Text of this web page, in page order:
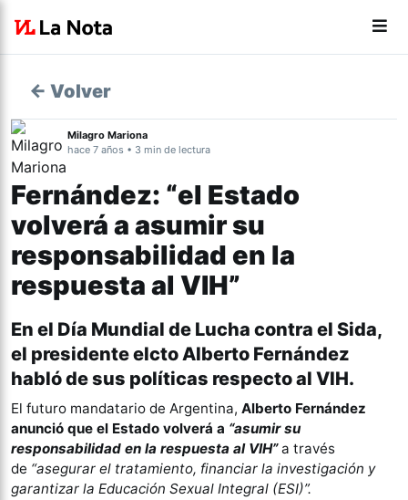
← Volver
Milagro Mariona
hace 7 años • 3 min de lectura
Fernández: “el Estado
volverá a asumir su
responsabilidad en la
respuesta al VIH”
En el Día Mundial de Lucha contra el Sida,
el presidente elcto Alberto Fernández
habló de sus políticas respecto al VIH.
El futuro mandatario de Argentina, Alberto Fernández
anunció que el Estado volverá a “asumir su
responsabilidad en la respuesta al VIH” a través
de “asegurar el tratamiento, financiar la investigación y
garantizar la Educación Sexual Integral (ESI)”.